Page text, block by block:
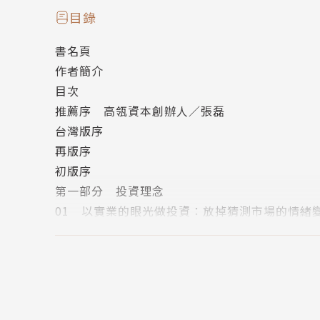
即使是普通公司，只要估值足夠低，也會有豐厚的
【觀念2】定價權是核心競爭力
有核心競爭力的公司有兩個標準，
一是做的是別人不可能複製的事情；二是做的是
【觀念3】勝而後求戰，不要戰而後求勝
百舸爭流的行業，增長再快也很難找投資標的，
不妨等待行業混戰結束，贏家產生後再做投資。
【觀念4】人棄我取、逆向投資
目錄
書名頁
作者簡介
目次
推薦序 高瓴資本創辦人／張磊
台灣版序
再版序
初版序
第一部分 投資理念
01 以實業的眼光做投資：放掉猜測市場的情緒